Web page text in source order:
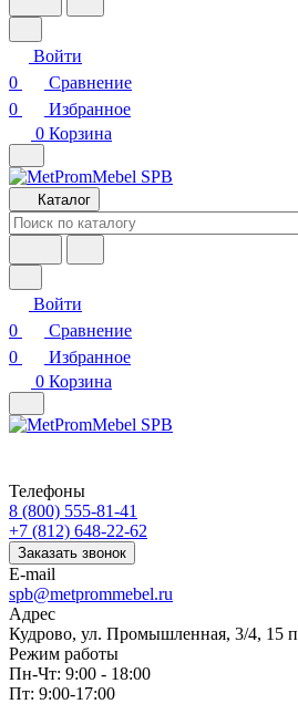
Войти
0
Сравнение
0
Избранное
0 Корзина
Каталог
Войти
0
Сравнение
0
Избранное
0 Корзина
Телефоны
8 (800) 555-81-41
+7 (812) 648-22-62
Заказать звонок
E-mail
spb@metprommebel.ru
Адрес
Кудрово, ул. Промышленная, 3/4, 15
Режим работы
Пн-Чт: 9:00 - 18:00
Пт: 9:00-17:00